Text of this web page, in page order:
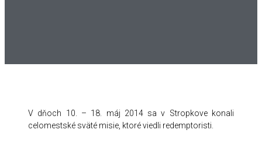
V dňoch 10. – 18. máj 2014 sa v Stropkove konali
celomestské sväté misie, ktoré viedli redemptoristi.